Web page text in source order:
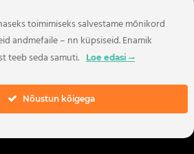
toimimiseks salvestame mõnikord
andmefaile – nn küpsiseid. Enamik
teeb seda samuti.
Loe edasi
Nõustun kõigega